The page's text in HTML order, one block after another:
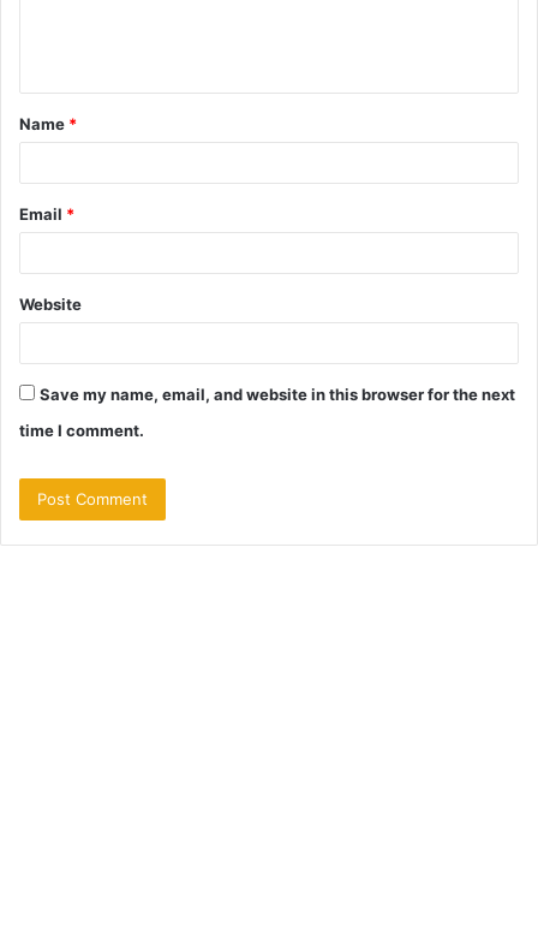
t
*
Name *
Email *
Website
Save my name, email, and website in this browser for the next
time I comment.